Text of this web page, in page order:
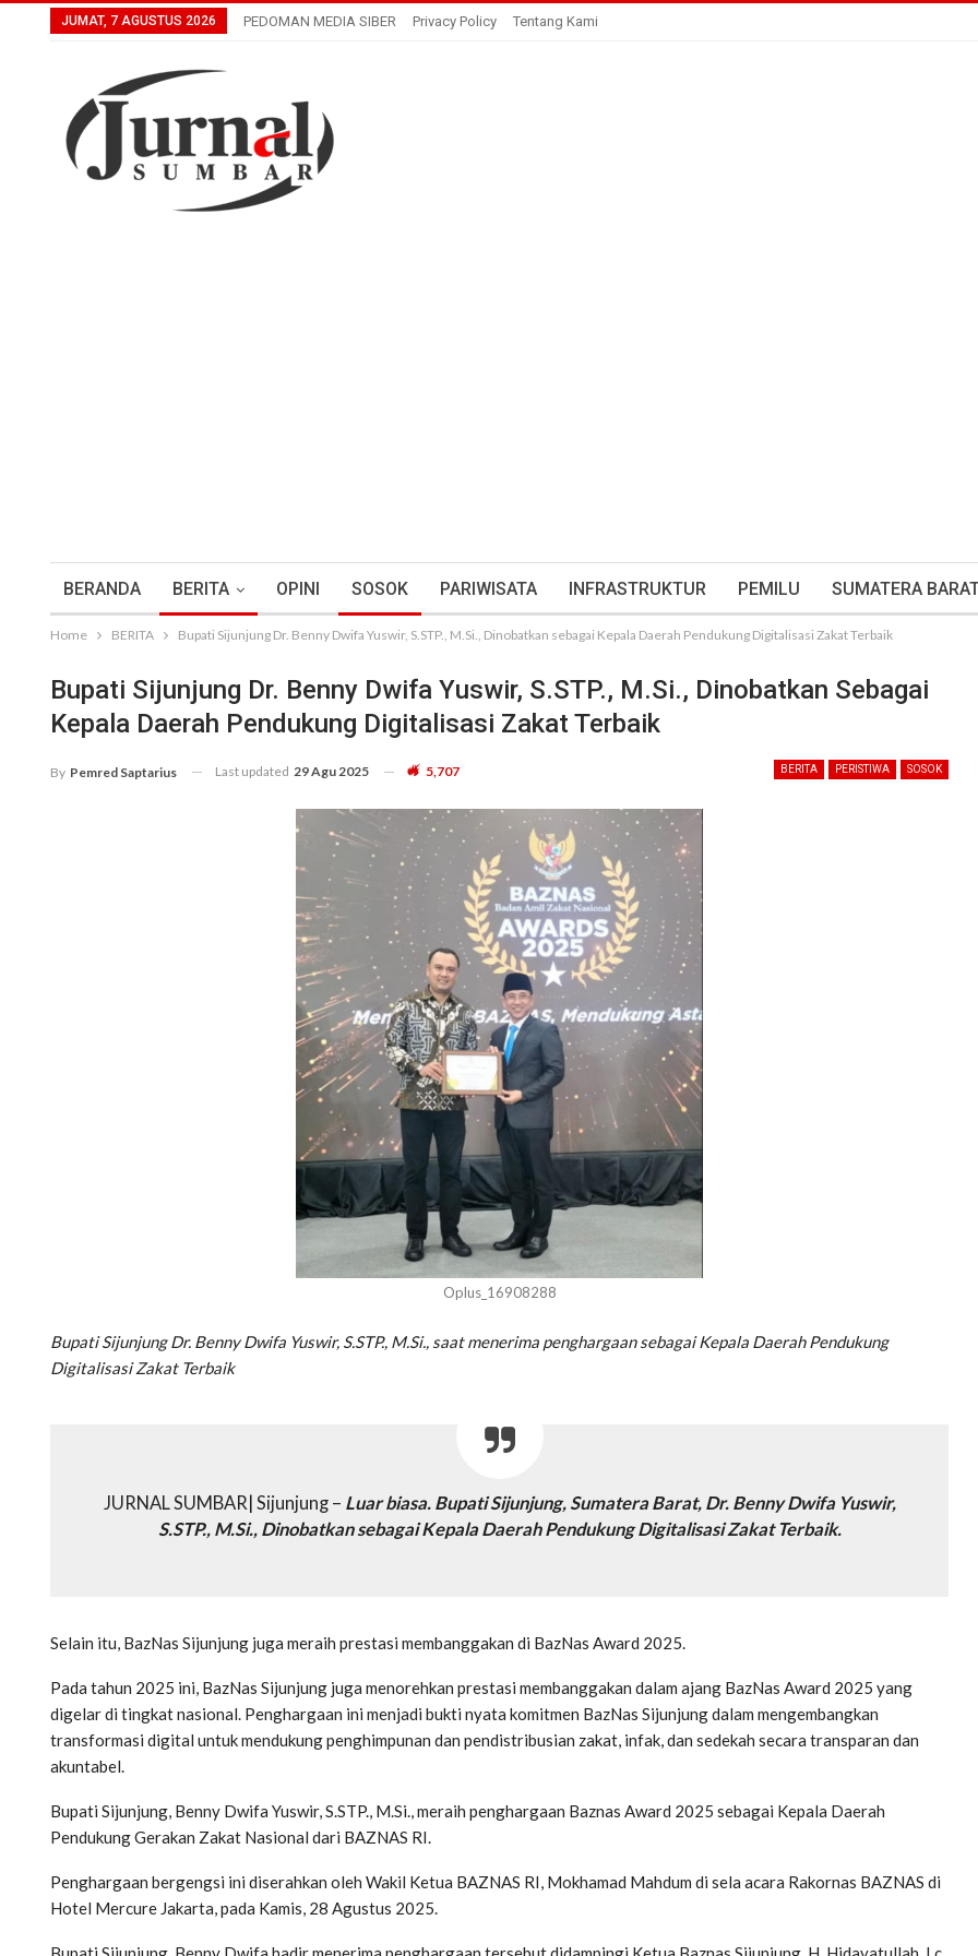
JUMAT, 7 AGUSTUS 2026 PEDOMAN MEDIA SIBER Privacy Policy Tentang Kami
BERANDA BERITA OPINI SOSOK PARIWISATA INFRASTRUKTUR PEMILU SUMATERA
Home BERITA Bupati Sijunjung Dr. Benny Dwifa Yuswir, S.STP., M.Si., Dinobatkan sebagai Kepala Daerah Pendukung Digitalisasi Zakat Terbaik
Bupati Sijunjung Dr. Benny Dwifa Yuswir, S.STP., M.Si., Dinobatkan Sebagai
Kepala Daerah Pendukung Digitalisasi Zakat Terbaik
BERITA PERISTIWA SOSOK
By Pemred Saptarius Last updated 29 Agu 2025 5,707
Oplus_16908288
Bupati Sijunjung Dr. Benny Dwifa Yuswir, S.STP., M.Si., saat menerima penghargaan sebagai Kepala Daerah Pendukung
Digitalisasi Zakat Terbaik
JURNAL SUMBAR| Sijunjung – Luar biasa. Bupati Sijunjung, Sumatera Barat, Dr. Benny Dwifa Yuswir,
S.STP., M.Si., Dinobatkan sebagai Kepala Daerah Pendukung Digitalisasi Zakat Terbaik.
Selain itu, BazNas Sijunjung juga meraih prestasi membanggakan di BazNas Award 2025.
Pada tahun 2025 ini, BazNas Sijunjung juga menorehkan prestasi membanggakan dalam ajang BazNas Award 2025 yang
digelar di tingkat nasional. Penghargaan ini menjadi bukti nyata komitmen BazNas Sijunjung dalam mengembangkan
transformasi digital untuk mendukung penghimpunan dan pendistribusian zakat, infak, dan sedekah secara transparan dan
akuntabel.
Bupati Sijunjung, Benny Dwifa Yuswir, S.STP., M.Si., meraih penghargaan Baznas Award 2025 sebagai Kepala Daerah
Pendukung Gerakan Zakat Nasional dari BAZNAS RI.
Penghargaan bergengsi ini diserahkan oleh Wakil Ketua BAZNAS RI, Mokhamad Mahdum di sela acara Rakornas BAZNAS di
Hotel Mercure Jakarta, pada Kamis, 28 Agustus 2025.